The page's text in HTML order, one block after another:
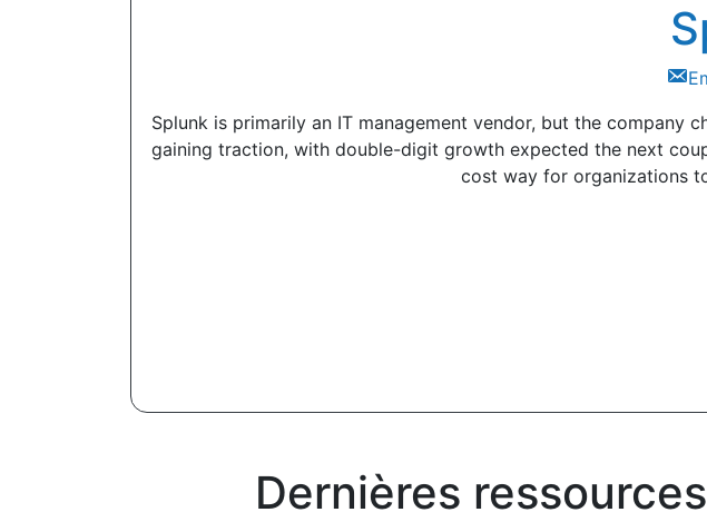
Splunk is primarily an IT management vendor, but the company
gaining traction, with double-digit growth expected the next
cost way for organizations
Dernières